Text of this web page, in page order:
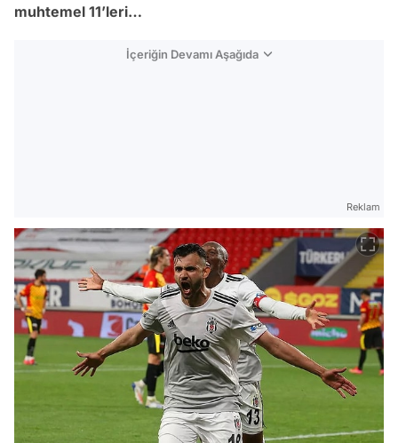
muhtemel 11’leri…
İçeriğin Devamı Aşağıda
Reklam